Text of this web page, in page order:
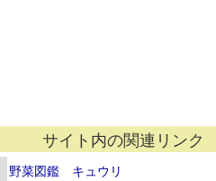
サイト内の関連リンク
野菜図鑑 キュウリ